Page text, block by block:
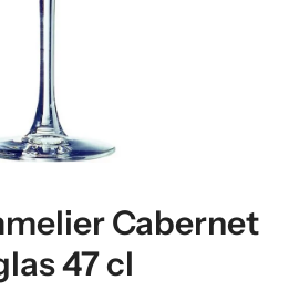
Cabernet
47 cl